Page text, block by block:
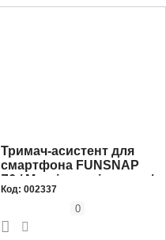
Тримач-асистент для
смартфона FUNSNAP
Z6 / Магнітне кріплення /
Bluetooth-пульт
Код: 002337
0